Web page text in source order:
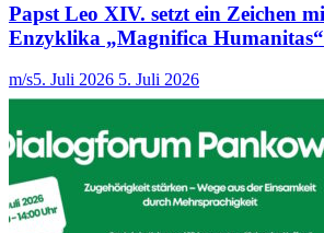
Papst Leo XIV. setzt ein Zeichen
Enzyklika „Magnifica Humanitas“
m/s5. Juli 2026 5. Juli 2026